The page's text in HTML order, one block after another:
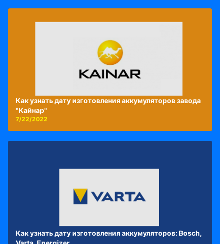
Как узнать дату изготовления аккумуляторов завода
"Кайнар"
7/22/2022
Как узнать дату изготовления аккумуляторов: Bosch,